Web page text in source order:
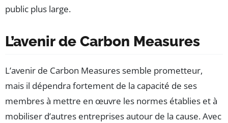
public plus large.
L’avenir de Carbon Measures
L’avenir de Carbon Measures semble prometteur,
mais il dépendra fortement de la capacité de ses
membres à mettre en œuvre les normes établies et à
mobiliser d’autres entreprises autour de la cause. Avec